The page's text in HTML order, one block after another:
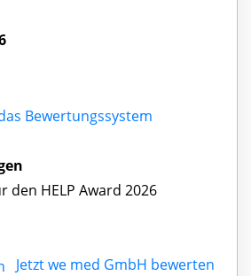
Bewertungssystem
den HELP Award 2026
Jetzt we med GmbH bewerten